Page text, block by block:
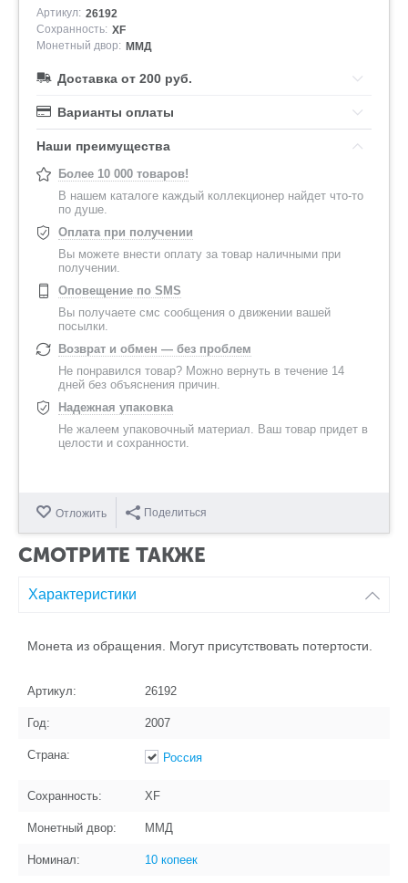
Артикул: 26192
Сохранность: XF
Монетный двор: ММД
Доставка от 200 руб.
Варианты оплаты
Наши преимущества
Более 10 000 товаров!
В нашем каталоге каждый коллекционер найдет что-то
по душе.
Оплата при получении
Вы можете внести оплату за товар наличными при
получении.
Оповещение по SMS
Вы получаете смс сообщения о движении вашей
посылки.
Возврат и обмен — без проблем
Не понравился товар? Можно вернуть в течение 14
дней без объяснения причин.
Надежная упаковка
Не жалеем упаковочный материал. Ваш товар придет в
целости и сохранности.
Отложить Поделиться
СМОТРИТЕ ТАКЖЕ
Характеристики
Монета из обращения. Могут присутствовать потертости.
Артикул: 26192
Год: 2007
Страна: Россия
Сохранность: XF
Монетный двор: ММД
Номинал: 10 копеек